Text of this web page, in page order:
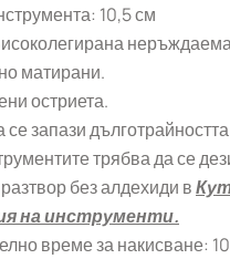
10,5 см
матирани.
остриета.
запази
трябва да се
без алдехиди в
на инструменти.
време за накисване: